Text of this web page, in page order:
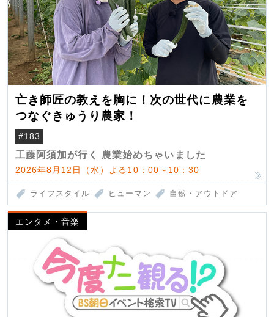
亡き師匠の教えを胸に！次の世代に農業を
つなぐきゅうり農家！
#183
工藤阿須加が行く 農業始めちゃいました
2026年8月12日（水）よる10：00～10：30
ライフスタイル ヒューマン 自然・アウトドア
エンタメ・音楽